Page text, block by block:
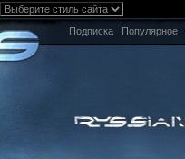
Подписка Популярное